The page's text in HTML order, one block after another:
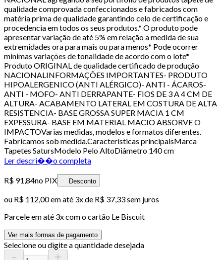
qualidade comprovada confeccionados e fabricados com
matéria prima de qualidade garantindo celo de certificação e
procedencia em todos os seus produtos.* O produto pode
apresentar variação de até 5% em relação a medida de sua
extremidades ora para mais ou para menos* Pode ocorrer
minimas variações de tonalidade de acordo com o lote*
Produto ORIGINAL de qualidade certificado de produção
NACIONALINFORMAÇÕES IMPORTANTES- PRODUTO
HIPOALERGENICO (ANTI ALÉRGICO)- ANTI - ÁCAROS-
ANTI - MOFO- ANTI DERRAPANTE- FIOS DE 3 A 4 CM DE
ALTURA- ACABAMENTO LATERAL EM COSTURA DE ALTA
RESISTENCIA- BASE GROSSA SUPER MACIA 1 CM
EXPESSURA- BASE EM MATERIAL MACIO ABSORVE O
IMPACTOVarias medidas, modelos e formatos diferentes.
Fabricamos sob medida.Características principaisMarca
Tapetes SatursModelo Pelo AltoDiâmetro 140 cm
Ler descri��o completa
R$ 91,84no PIX Desconto
ou R$ 112,00em até 3x de R$ 37,33 sem juros
Parcele em até 3x com o cartão Le Biscuit
Ver mais formas de pagamento
Selecione ou digite a quantidade desejada